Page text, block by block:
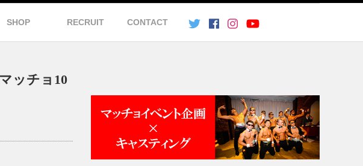
SHOP RECRUIT CONTACT
ッチョ10